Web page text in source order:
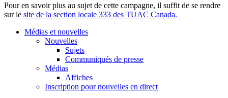
Pour en savoir plus au sujet de cette campagne, il suffit de se rendre
sur le site de la section locale 333 des TUAC Canada.
Médias et nouvelles
Nouvelles
Sujets
Communiqués de presse
Médias
Affiches
Inscription pour nouvelles en direct